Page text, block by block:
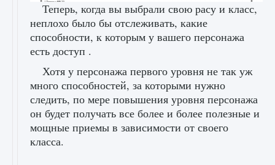
Теперь, когда вы выбрали свою расу и класс,
неплохо было бы отслеживать, какие
способности, к которым у вашего персонажа
есть доступ .
Хотя у персонажа первого уровня не так уж
много способностей, за которыми нужно
следить, по мере повышения уровня персонажа
он будет получать все более и более полезные и
мощные приемы в зависимости от своего
класса.